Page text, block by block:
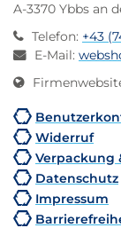
A-3370 Ybbs an
Telefon: +43
E-Mail:
Widerruf
Verpackung
Datenschutz
Impressum